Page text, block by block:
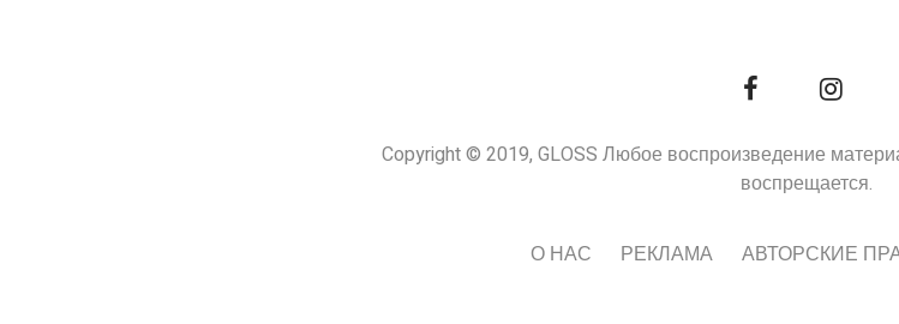
Copyright © 2019, GLOSS Любое воспроизведение
воспрещается.
О НАС РЕКЛАМА АВТОРСКИЕ